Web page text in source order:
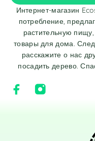
Интернет-магазин
потребление,
растительную
товары для дома.
расскажите о нас
посадить дерево.